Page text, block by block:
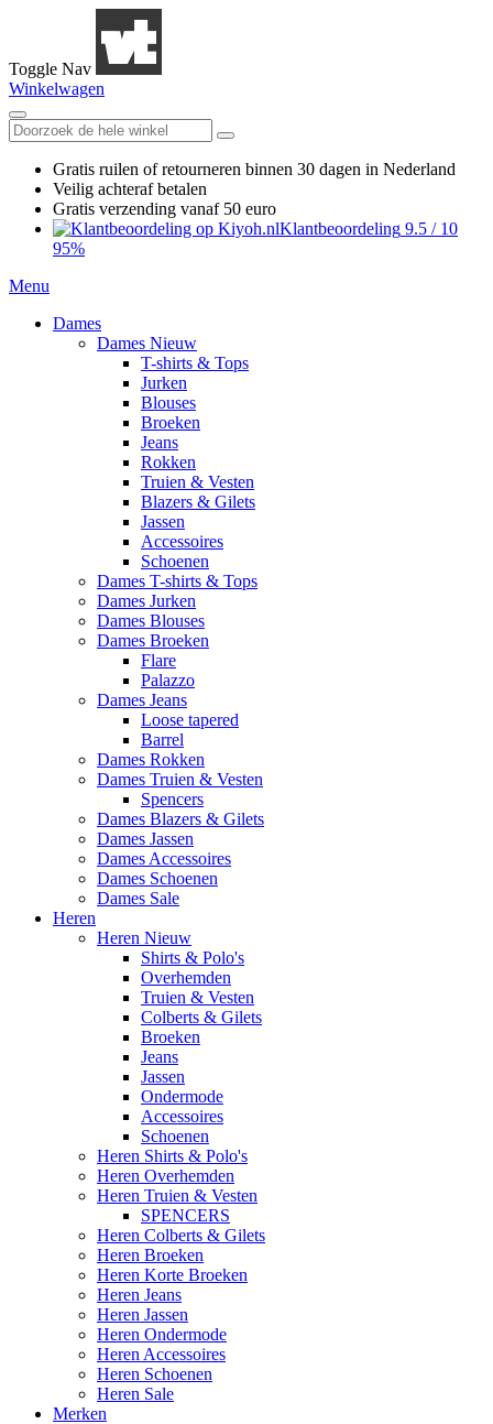
Toggle Nav
Winkelwagen
Gratis ruilen of retourneren binnen 30 dagen in Nederland
Veilig achteraf betalen
Gratis verzending vanaf 50 euro
Klantbeoordeling 9.5 / 10
95%
Menu
Dames
Dames Nieuw
T-shirts & Tops
Jurken
Blouses
Broeken
Jeans
Rokken
Truien & Vesten
Blazers & Gilets
Jassen
Accessoires
Schoenen
Dames T-shirts & Tops
Dames Jurken
Dames Blouses
Dames Broeken
Flare
Palazzo
Dames Jeans
Loose tapered
Barrel
Dames Rokken
Dames Truien & Vesten
Spencers
Dames Blazers & Gilets
Dames Jassen
Dames Accessoires
Dames Schoenen
Dames Sale
Heren
Heren Nieuw
Shirts & Polo's
Overhemden
Truien & Vesten
Colberts & Gilets
Broeken
Jeans
Jassen
Ondermode
Accessoires
Schoenen
Heren Shirts & Polo's
Heren Overhemden
Heren Truien & Vesten
SPENCERS
Heren Colberts & Gilets
Heren Broeken
Heren Korte Broeken
Heren Jeans
Heren Jassen
Heren Ondermode
Heren Accessoires
Heren Schoenen
Heren Sale
Merken